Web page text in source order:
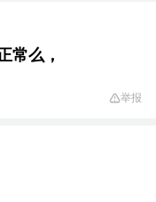
常么，
举报